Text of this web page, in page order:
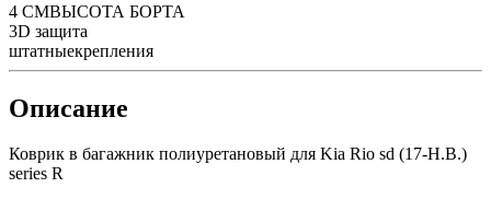
4 СМВЫСОТА БОРТА
3D защита
штатныекрепления
Описание
Коврик в багажник полиуретановый для Kia Rio sd (17-Н.В.)
series R